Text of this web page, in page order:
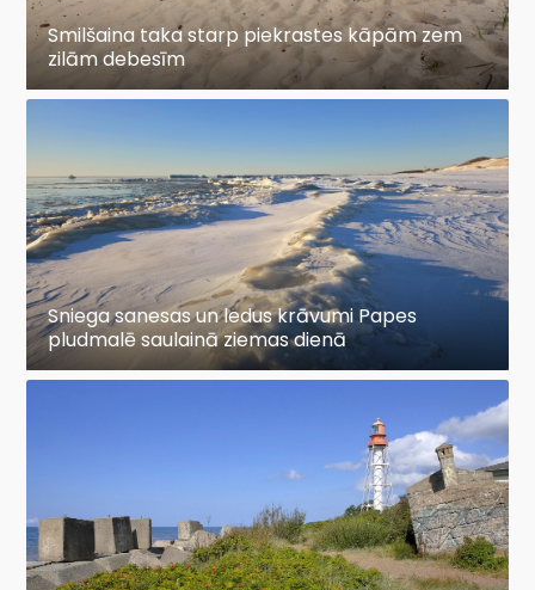
Smilšaina taka starp piekrastes kāpām zem
zilām debesīm
Sniega sanesas un ledus krāvumi Papes
pludmalē saulainā ziemas dienā